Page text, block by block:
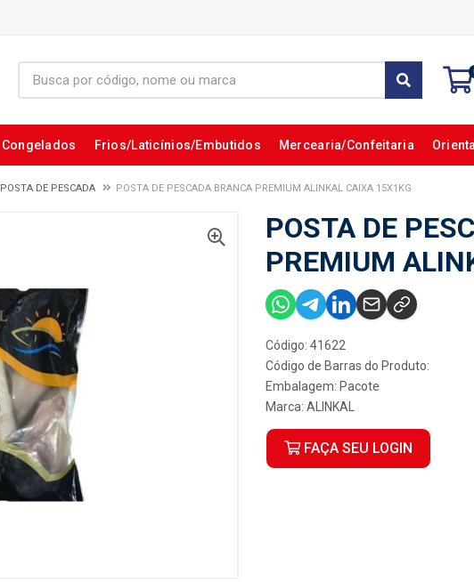
Congelados Frios/Laticínios/Embutidos Mercearia/Confeitaria Oriental
POSTA DE PESCADA POSTA DE PESCADA BRANCA PREMIUM ALINKAL CAIXA 15X1KG
POSTA DE
PREMIUM
Código: 41622
Código de Barras do Produto:
Embalagem: Pacote
Marca: ALINKAL
FAÇA SEU LOGIN